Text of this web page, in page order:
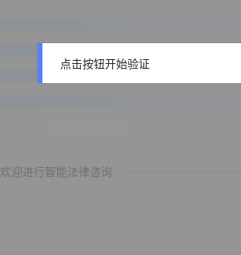
欢迎进行智能法律咨询
点击按钮开始验证